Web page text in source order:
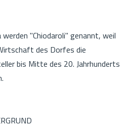
werden "Chiodaroli" genannt, weil
des Dorfes die
bis Mitte des 20. Jahrhunderts